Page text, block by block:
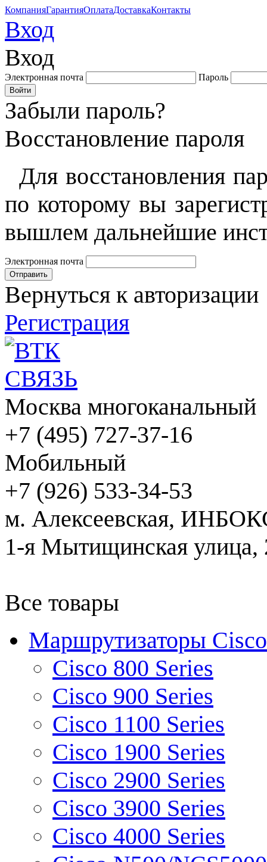
КомпанияГарантияОплатаДоставкаКонтакты
Вход
Вход
Электронная почта Пароль
Забыли пароль?
Восстановление пароля
Для восстановления
по которому вы
вышлем дальнейшие
Электронная почта
Вернуться к авторизации
Регистрация
Москва многоканальный
+7 (495) 727-37-16
Мобильный
+7 (926) 533-34-53
м. Алексеевская,
1-я Мытищинская улица,
Все товары
Маршрутизаторы Cisco
Cisco 800 Series
Cisco 900 Series
Cisco 1100 Series
Cisco 1900 Series
Cisco 2900 Series
Cisco 3900 Series
Cisco 4000 Series